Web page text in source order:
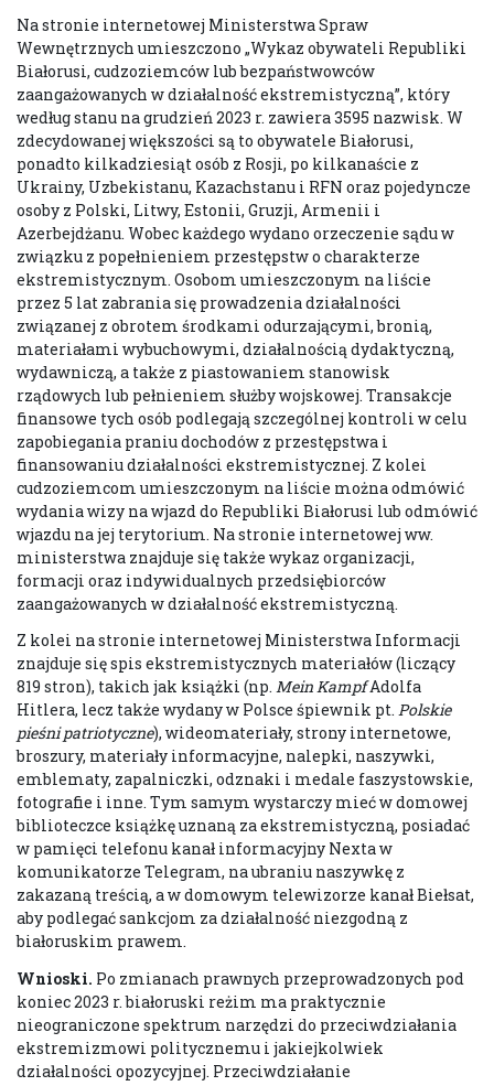
Na stronie internetowej Ministerstwa Spraw
Wewnętrznych umieszczono „Wykaz obywateli Republiki
Białorusi, cudzoziemców lub bezpaństwowców
zaangażowanych w działalność ekstremistyczną”, który
według stanu na grudzień 2023 r. zawiera 3595 nazwisk. W
zdecydowanej większości są to obywatele Białorusi,
ponadto kilkadziesiąt osób z Rosji, po kilkanaście z
Ukrainy, Uzbekistanu, Kazachstanu i RFN oraz pojedyncze
osoby z Polski, Litwy, Estonii, Gruzji, Armenii i
Azerbejdżanu. Wobec każdego wydano orzeczenie sądu w
związku z popełnieniem przestępstw o charakterze
ekstremistycznym. Osobom umieszczonym na liście
przez 5 lat zabrania się prowadzenia działalności
związanej z obrotem środkami odurzającymi, bronią,
materiałami wybuchowymi, działalnością dydaktyczną,
wydawniczą, a także z piastowaniem stanowisk
rządowych lub pełnieniem służby wojskowej. Transakcje
finansowe tych osób podlegają szczególnej kontroli w celu
zapobiegania praniu dochodów z przestępstwa i
finansowaniu działalności ekstremistycznej. Z kolei
cudzoziemcom umieszczonym na liście można odmówić
wydania wizy na wjazd do Republiki Białorusi lub odmówić
wjazdu na jej terytorium. Na stronie internetowej ww.
ministerstwa znajduje się także wykaz organizacji,
formacji oraz indywidualnych przedsiębiorców
zaangażowanych w działalność ekstremistyczną.
Z kolei na stronie internetowej Ministerstwa Informacji
znajduje się spis ekstremistycznych materiałów (liczący
819 stron), takich jak książki (np. MeinKampfAdolfa
Hitlera, lecz także wydany w Polsce śpiewnik pt. Polskie
pieśni patriotyczne), wideomateriały, strony internetowe,
broszury, materiały informacyjne, nalepki, naszywki,
emblematy, zapalniczki, odznaki i medale faszystowskie,
fotografie i inne. Tym samym wystarczy mieć w domowej
biblioteczce książkę uznaną za ekstremistyczną, posiadać
w pamięci telefonu kanał informacyjny Nexta w
komunikatorze Telegram, na ubraniu naszywkę z
zakazaną treścią, a w domowym telewizorze kanał Biełsat,
aby podlegać sankcjom za działalność niezgodną z
białoruskim prawem.
Wnioski. Po zmianach prawnych przeprowadzonych pod
koniec 2023 r. białoruski reżim ma praktycznie
nieograniczone spektrum narzędzi do przeciwdziałania
ekstremizmowi politycznemu i jakiejkolwiek
działalności opozycyjnej. Przeciwdziałanie